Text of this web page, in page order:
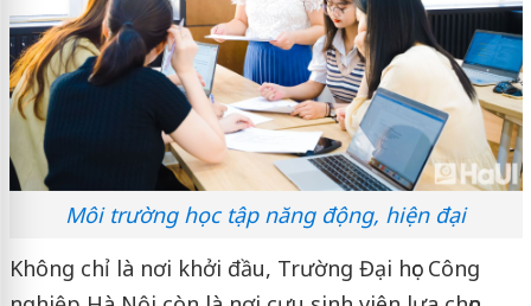
Môi trường học tập năng động, hiện đại
Không chỉ là nơi khởi đầu, Trường Đại học Công